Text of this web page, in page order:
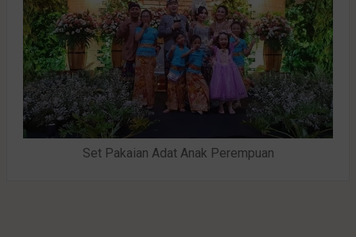
Set Pakaian Adat Anak Perempuan